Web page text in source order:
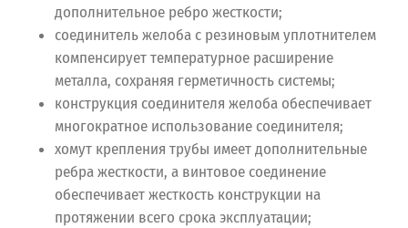
дополнительное ребро жесткости;
соединитель желоба с резиновым уплотнителем
компенсирует температурное расширение
металла, сохраняя герметичность системы;
конструкция соединителя желоба обеспечивает
многократное использование соединителя;
хомут крепления трубы имеет дополнительные
ребра жесткости, а винтовое соединение
обеспечивает жесткость конструкции на
протяжении всего срока эксплуатации;